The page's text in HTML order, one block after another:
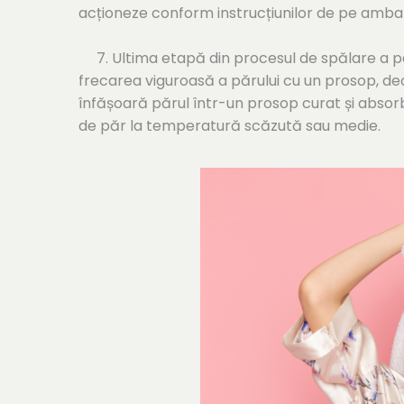
acționeze conform instrucțiunilor de pe
7. Ultima etapă din procesul de spălare a
frecarea viguroasă a părului cu un prosop,
înfășoară părul într-un prosop curat și
de păr la temperatură scăzută sau medie.